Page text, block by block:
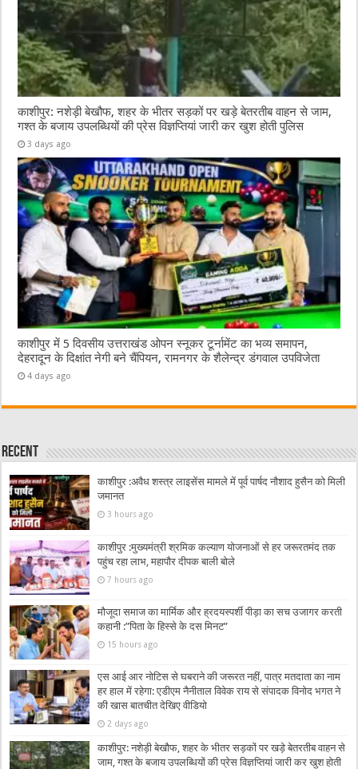
काशीपुर: नशेड़ी बेखौफ, शहर के भीतर सड़कों पर खड़े बेतरतीब वाहन से जाम,
गश्त के बजाय उपलब्धियों की प्रेस विज्ञप्तियां जारी कर खुश होती पुलिस
3 days ago
काशीपुर में 5 दिवसीय उत्तराखंड ओपन स्नूकर टूर्नामेंट का भव्य समापन,
देहरादून के दिक्षांत नेगी बने चैंपियन, रामनगर के शैलेन्द्र डंगवाल उपविजेता
4 days ago
Recent
काशीपुर :अवैध शस्त्र लाइसेंस मामले में पूर्व पार्षद नौशाद हुसैन को मिली
जमानत
3 hours ago
काशीपुर :मुख्यमंत्री श्रमिक कल्याण योजनाओं से हर जरूरतमंद तक
पहुंच रहा लाभ, महापौर दीपक बाली बोले
7 hours ago
मौजूदा समाज का मार्मिक और ह्रदयस्पर्शी पीड़ा का सच उजागर करती
कहानी :”पिता के हिस्से के दस मिनट”
15 hours ago
एस आई आर नोटिस से घबराने की जरूरत नहीं, पात्र मतदाता का नाम
हर हाल में रहेगा: एडीएम नैनीताल विवेक राय से संपादक विनोद भगत ने
की खास बातचीत देखिए वीडियो
2 days ago
काशीपुर: नशेड़ी बेखौफ, शहर के भीतर सड़कों पर खड़े बेतरतीब वाहन से
जाम, गश्त के बजाय उपलब्धियों की प्रेस विज्ञप्तियां जारी कर खुश होती